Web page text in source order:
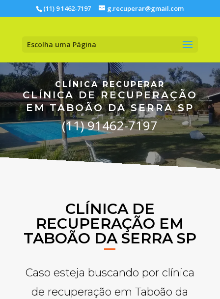
(11) 9 1462-7197 g.recuperar@gmail.com
Escolha uma Página
CLÍNICA RECUPERAR
CLÍNICA DE RECUPERAÇÃO
EM TABOÃO DA SERRA SP
(11) 91462-7197
CLÍNICA DE
RECUPERAÇÃO EM
TABOÃO DA SERRA SP
Caso esteja buscando por clínica
de recuperação em Taboão da